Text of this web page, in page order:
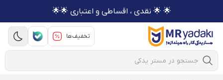
🌟 🌟 نقدی ، اقساطی و اعتباری 🌟🌟
تخفیف‌ها
Mobile Search